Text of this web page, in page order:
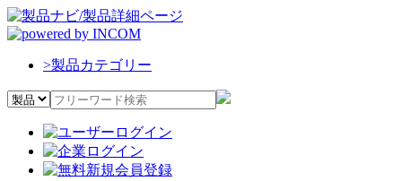
>製品カテゴリー